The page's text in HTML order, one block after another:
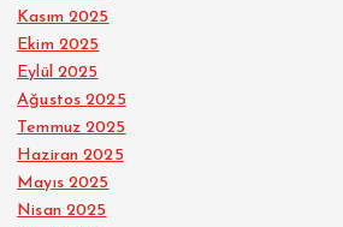
Kasım 2025
Ekim 2025
Eylül 2025
Ağustos 2025
Temmuz 2025
Haziran 2025
Mayıs 2025
Nisan 2025